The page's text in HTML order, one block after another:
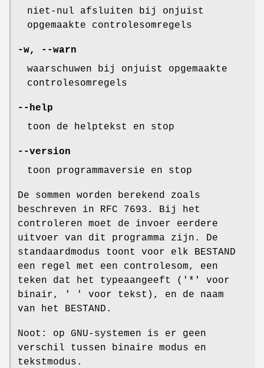
niet-nul afsluiten bij onjuist
opgemaakte controlesomregels
-w,
--warn
waarschuwen bij onjuist opgemaakte
controlesomregels
--help
toon de helptekst en stop
--version
toon programmaversie en stop
De sommen worden berekend zoals
beschreven in RFC 7693. Bij het
controleren moet de invoer eerdere
uitvoer van dit programma zijn. De
standaardmodus toont voor elk BESTAND
een regel met een controlesom, een
teken dat het typeaangeeft ('*' voor
binair, ' ' voor tekst), en de naam
van het BESTAND.
Noot: op GNU-systemen is er geen
verschil tussen binaire modus en
tekstmodus.